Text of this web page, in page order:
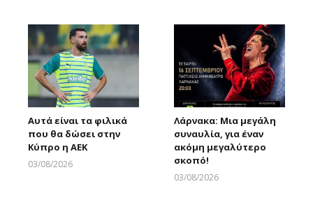
Αυτά είναι τα φιλικά
που θα δώσει στην
Κύπρο η ΑΕΚ
03/08/2026
Λάρνακα: Μια μεγάλη
συναυλία, για έναν
ακόμη μεγαλύτερο
σκοπό!
03/08/2026